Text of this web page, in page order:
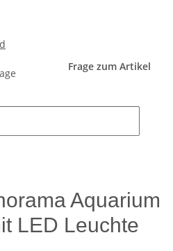
Frage zum Artikel
Aquarium
LED Leuchte